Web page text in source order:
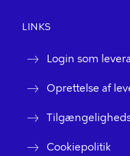
LINKS
Login som
Oprettelse af
Cookiepolitik